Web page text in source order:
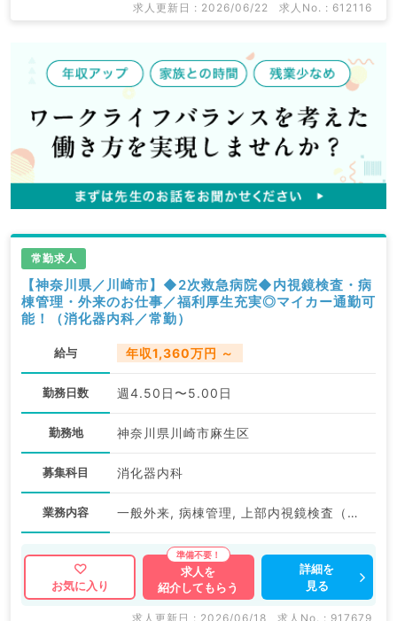
求人更新日 : 2026/06/22 求人No. : 612116
常勤求人
【神奈川県／川崎市】◆2次救急病院◆内視鏡検査・病
棟管理・外来のお仕事／福利厚生充実◎マイカー通勤可
能！（消化器内科／常勤）
給与 年収1,360万円 ～
勤務日数 週4.50日〜5.00日
勤務地 神奈川県川崎市麻生区
募集科目 消化器内科
業務内容 一般外来, 病棟管理, 上部内視鏡検査（ＧＦ）, 下部内視鏡検査（ＣＦ）
お気に入り
求人を
紹介してもらう
詳細を
見る
求人更新日 : 2026/06/18 求人No. : 917679